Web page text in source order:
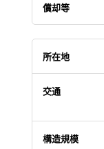
償却等
所在地
交通
構造規模